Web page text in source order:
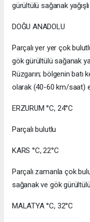
gürültülü sağanak yağışlı
DOĞU ANADOLU
Parçalı yer yer çok
gök gürültülü sağanak
Rüzgarın; bölgenin batı
olarak (40-60 km/saat)
ERZURUM °C, 24°C
Parçalı bulutlu
KARS °C, 22°C
Parçalı zamanla çok
sağanak ve gök
MALATYA °C, 32°C